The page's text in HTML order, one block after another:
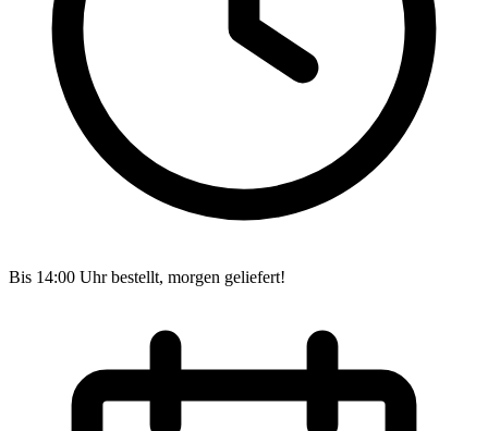
Bis 14:00 Uhr bestellt, morgen geliefert!